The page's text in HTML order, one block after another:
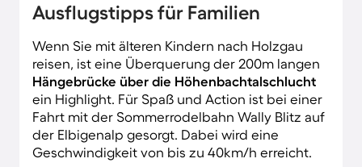
Ausflugstipps für Familien
Wenn Sie mit älteren Kindern nach Holzgau
reisen, ist eine Überquerung der 200m langen
Hängebrücke über die Höhenbachtalschlucht
ein Highlight. Für Spaß und Action ist bei einer
Fahrt mit der Sommerrodelbahn Wally Blitz auf
der Elbigenalp gesorgt. Dabei wird eine
Geschwindigkeit von bis zu 40km/h erreicht.